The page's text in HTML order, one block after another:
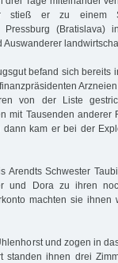
er zu einem
(Bratislava)
befand sich bereits
von der Liste
mit Tausenden anderer
kam er bei der
Arendts Schwester
und Dora zu ihren
machten sie ihnen
und zogen in
standen ihnen drei